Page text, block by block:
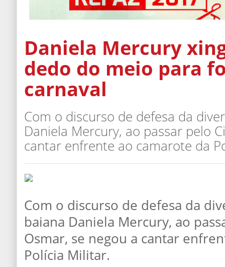
Daniela Mercury
dedo do meio para
carnaval
Com o discurso de defesa da
Daniela Mercury, ao passar pelo
cantar enfrente ao camarote da
Com o discurso de defesa da
baiana Daniela Mercury, ao
Osmar, se negou a cantar
Polícia Militar.